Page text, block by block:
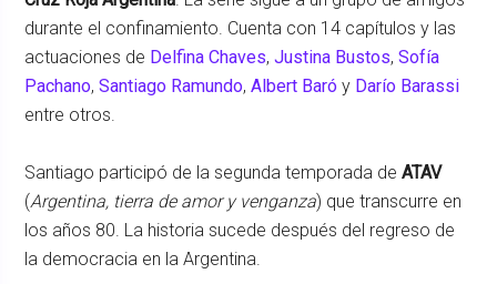
durante el confinamiento. Cuenta con 14 capítulos y las
actuaciones de Delfina Chaves,Justina Bustos,Sofía
Pachano,Santiago Ramundo,Albert Baró y Darío Barassi
entre otros.
Santiago participó de la segunda temporada deATAV
(Argentina, tierra de amor y venganza) que transcurre en
los años 80. La historia sucede después del regreso de
la democracia en la Argentina.